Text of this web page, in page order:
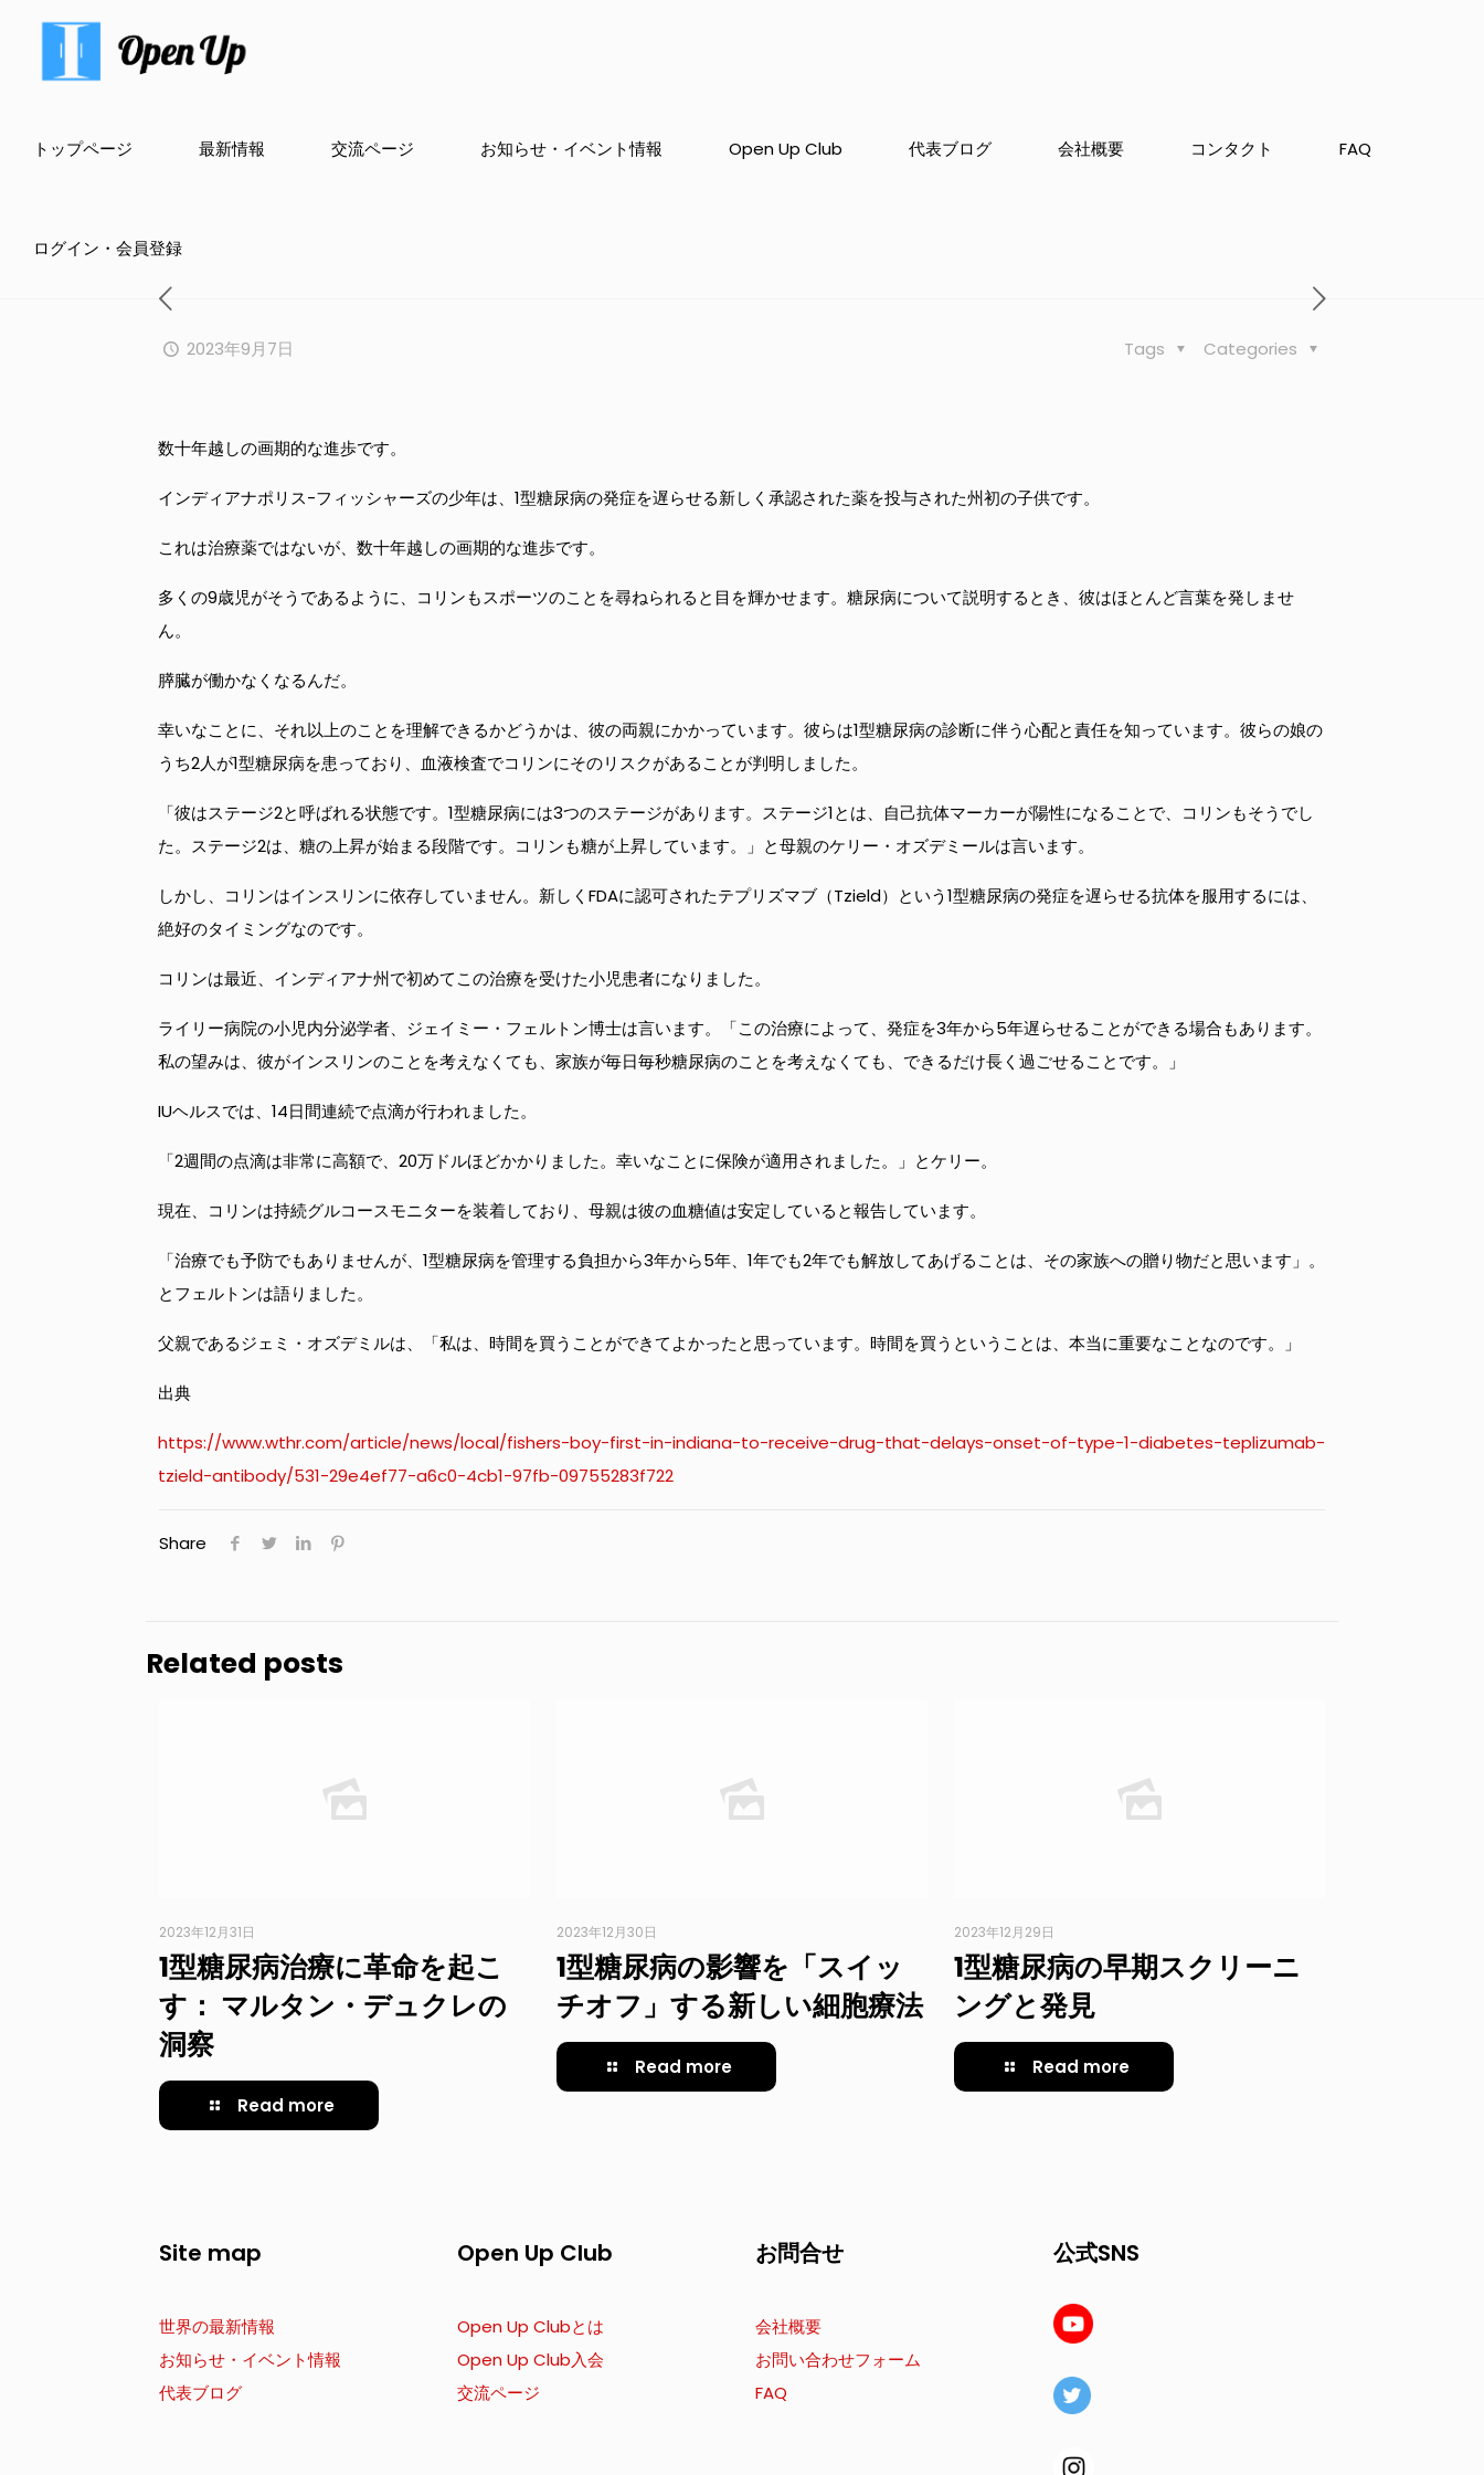
トップページ 最新情報 交流ページ お知らせ・イベント情報 Open Up Club 代表ブログ 会社概要 コンタクト FAQ
ログイン・会員登録
2023年9月7日 Categories
Tags
数十年越しの画期的な進歩です。
インディアナポリス-フィッシャーズの少年は、1型糖尿病の発症を遅らせる新しく承認された薬を投与された州初の子供です。
これは治療薬ではないが、数十年越しの画期的な進歩です。
多くの9歳児がそうであるように、コリンもスポーツのことを尋ねられると目を輝かせます。糖尿病について説明するとき、彼はほとんど言葉を発しませ
ん。
膵臓が働かなくなるんだ。
幸いなことに、それ以上のことを理解できるかどうかは、彼の両親にかかっています。彼らは1型糖尿病の診断に伴う心配と責任を知っています。彼らの娘の
うち2人が1型糖尿病を患っており、血液検査でコリンにそのリスクがあることが判明しました。
「彼はステージ2と呼ばれる状態です。1型糖尿病には3つのステージがあります。ステージ1とは、自己抗体マーカーが陽性になることで、コリンもそうでし
た。ステージ2は、糖の上昇が始まる段階です。コリンも糖が上昇しています。」と母親のケリー・オズデミールは言います。
しかし、コリンはインスリンに依存していません。新しくFDAに認可されたテプリズマブ（Tzield）という1型糖尿病の発症を遅らせる抗体を服用するには、
絶好のタイミングなのです。
コリンは最近、インディアナ州で初めてこの治療を受けた小児患者になりました。
ライリー病院の小児内分泌学者、ジェイミー・フェルトン博士は言います。「この治療によって、発症を3年から5年遅らせることができる場合もあります。
私の望みは、彼がインスリンのことを考えなくても、家族が毎日毎秒糖尿病のことを考えなくても、できるだけ長く過ごせることです。」
IUヘルスでは、14日間連続で点滴が行われました。
「2週間の点滴は非常に高額で、20万ドルほどかかりました。幸いなことに保険が適用されました。」とケリー。
現在、コリンは持続グルコースモニターを装着しており、母親は彼の血糖値は安定していると報告しています。
「治療でも予防でもありませんが、1型糖尿病を管理する負担から3年から5年、1年でも2年でも解放してあげることは、その家族への贈り物だと思います」。
とフェルトンは語りました。
父親であるジェミ・オズデミルは、「私は、時間を買うことができてよかったと思っています。時間を買うということは、本当に重要なことなのです。」
出典
https://www.wthr.com/article/news/local/fishers-boy-first-in-indiana-to-receive-drug-that-delays-onset-of-type-1-diabetes-teplizumab-
tzield-antibody/531-29e4ef77-a6c0-4cb1-97fb-09755283f722
Share
Related posts
2023年12月31日
1型糖尿病治療に革命を起こ
す： マルタン・デュクレの
洞察
Read more
2023年12月30日
1型糖尿病の影響を「スイッ
チオフ」する新しい細胞療法
Read more
2023年12月29日
1型糖尿病の早期スクリーニ
ングと発見
Read more
Site map
世界の最新情報
お知らせ・イベント情報
代表ブログ
Open Up Club
Open Up Clubとは
Open Up Club入会
交流ページ
お問合せ
会社概要
お問い合わせフォーム
FAQ
公式SNS